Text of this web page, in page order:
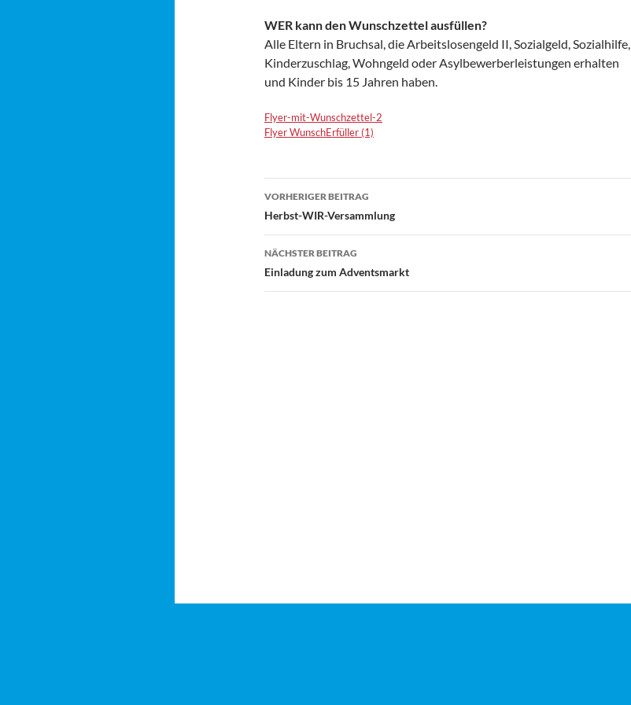
WER kann den Wunschzettel ausfüllen?
Alle Eltern in Bruchsal, die Arbeitslosengeld II, Sozialgeld, Sozialhilfe,
Kinderzuschlag, Wohngeld oder Asylbewerberleistungen erhalten
und Kinder bis 15 Jahren haben.
Flyer-mit-Wunschzettel-2
Flyer WunschErfüller (1)
Beitragsnavigation
VORHERIGER BEITRAG
Herbst-WIR-Versammlung
NÄCHSTER BEITRAG
Einladung zum Adventsmarkt